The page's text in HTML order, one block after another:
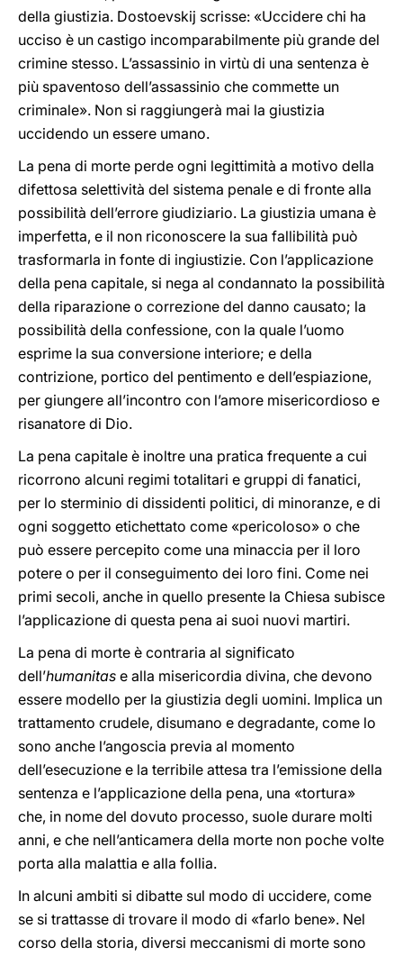
della giustizia. Dostoevskij scrisse: «Uccidere chi ha
ucciso è un castigo incomparabilmente più grande del
crimine stesso. L’assassinio in virtù di una sentenza è
più spaventoso dell’assassinio che commette un
criminale». Non si raggiungerà mai la giustizia
uccidendo un essere umano.
La pena di morte perde ogni legittimità a motivo della
difettosa selettività del sistema penale e di fronte alla
possibilità dell’errore giudiziario. La giustizia umana è
imperfetta, e il non riconoscere la sua fallibilità può
trasformarla in fonte di ingiustizie. Con l’applicazione
della pena capitale, si nega al condannato la possibilità
della riparazione o correzione del danno causato; la
possibilità della confessione, con la quale l’uomo
esprime la sua conversione interiore; e della
contrizione, portico del pentimento e dell’espiazione,
per giungere all’incontro con l’amore misericordioso e
risanatore di Dio.
La pena capitale è inoltre una pratica frequente a cui
ricorrono alcuni regimi totalitari e gruppi di fanatici,
per lo sterminio di dissidenti politici, di minoranze, e di
ogni soggetto etichettato come «pericoloso» o che
può essere percepito come una minaccia per il loro
potere o per il conseguimento dei loro fini. Come nei
primi secoli, anche in quello presente la Chiesa subisce
l’applicazione di questa pena ai suoi nuovi martiri.
La pena di morte è contraria al significato
dell’humanitas e alla misericordia divina, che devono
essere modello per la giustizia degli uomini. Implica un
trattamento crudele, disumano e degradante, come lo
sono anche l’angoscia previa al momento
dell’esecuzione e la terribile attesa tra l’emissione della
sentenza e l’applicazione della pena, una «tortura»
che, in nome del dovuto processo, suole durare molti
anni, e che nell’anticamera della morte non poche volte
porta alla malattia e alla follia.
In alcuni ambiti si dibatte sul modo di uccidere, come
se si trattasse di trovare il modo di «farlo bene». Nel
corso della storia, diversi meccanismi di morte sono